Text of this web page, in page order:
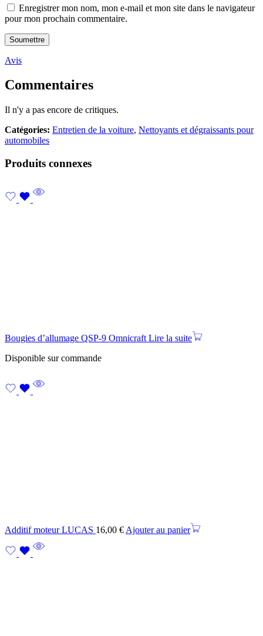
Enregistrer mon nom, mon e-mail et mon site dans le navigateur
pour mon prochain commentaire.
Avis
Commentaires
Il n'y a pas encore de critiques.
Catégories: Entretien de la voiture, Nettoyants et dégraissants pour
automobiles
Produits connexes
Bougies d’allumage QSP-9 Omnicraft Lire la suite
Disponible sur commande
Additif moteur LUCAS 16,00 € Ajouter au panier